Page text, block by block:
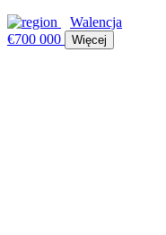
Walencja
€700 000
Więcej